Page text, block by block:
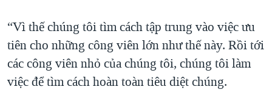
“Vì thế chúng tôi tìm cách tập trung vào việc ưu
tiên cho những công viên lớn như thế này. Rồi tới
các công viên nhỏ của chúng tôi, chúng tôi làm
việc để tìm cách hoàn toàn tiêu diệt chúng.